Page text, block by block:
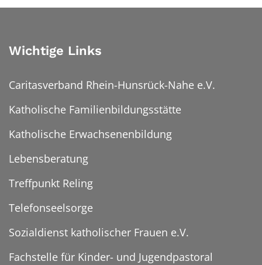
Wichtige Links
Caritasverband Rhein-Hunsrück-Nahe e.V.
Katholische Familienbildungsstätte
Katholische Erwachsenenbildung
Lebensberatung
Treffpunkt Reling
Telefonseelsorge
Sozialdienst katholischer Frauen e.V.
Fachstelle für Kinder- und Jugendpastoral